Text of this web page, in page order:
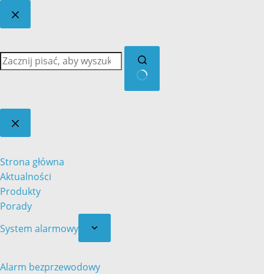
wyników
Strona główna
Aktualności
Produkty
Porady
System alarmowy
Alarm bezprzewodowy